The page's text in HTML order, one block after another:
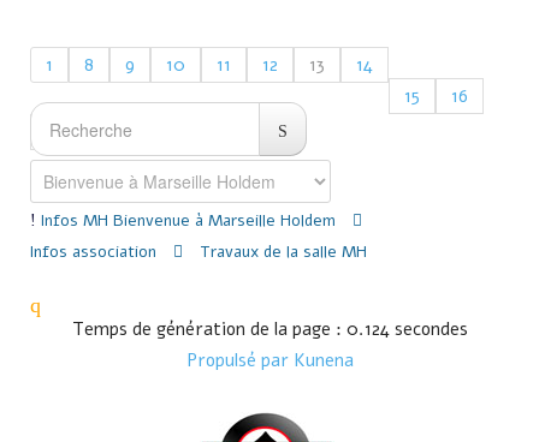
1 8 9 10 11 12 13
14
15
16
17
21
Infos MH Bienvenue à Marseille Holdem
Infos association
Travaux de la salle MH
Temps de génération de la page : 0.124 secondes
Propulsé par Kunena